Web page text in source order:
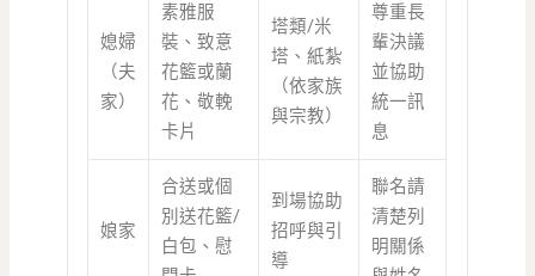
媳婦
（夫
家）
素雅服
裝、致意
花籃或蘭
花、敬輓
卡片
塔類/米
塔、紙紮
（依家族
與宗教）
尊重長
輩決議
並協助
統一訊
息
娘家
合送或個
別送花籃/
白包、慰
到場協助
招呼與引
導
聯名請
清楚列
明關係